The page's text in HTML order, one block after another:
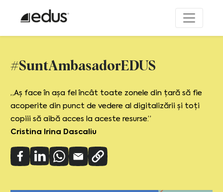
#SuntAmbasadorEDUS
„Aș face în așa fel încât toate zonele din țară să fie
acoperite din punct de vedere al digitalizării și toți
copiii să aibă acces la aceste resurse.”
Cristina Irina Dascaliu